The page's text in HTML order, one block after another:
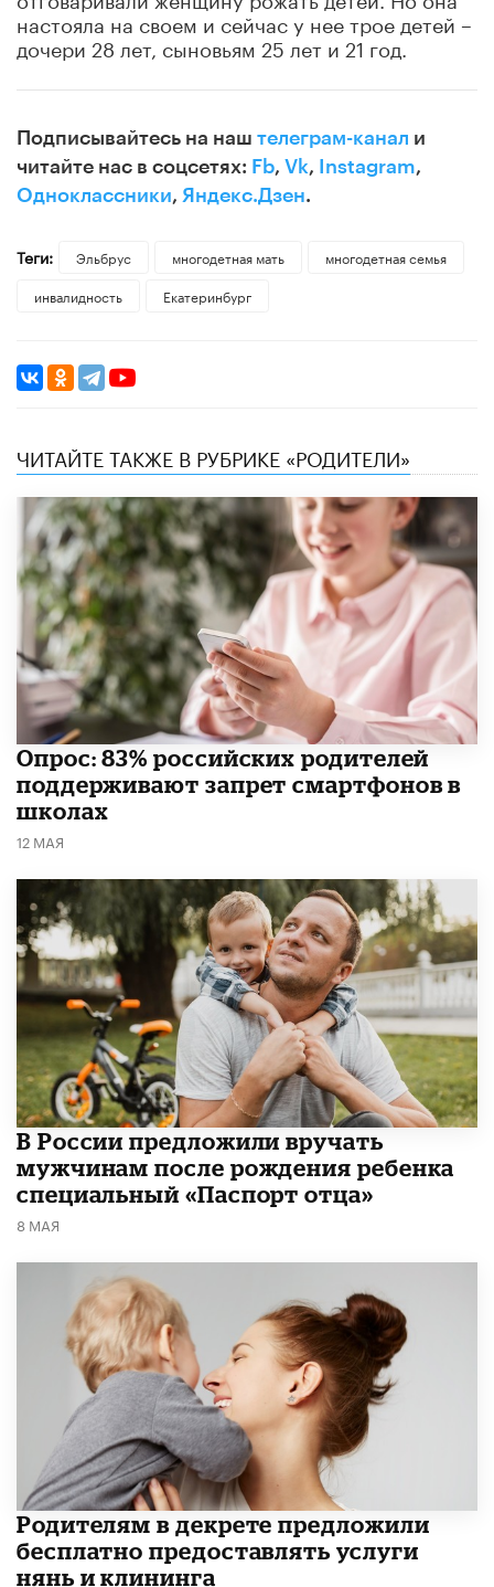
настояла на своем и сейчас у нее трое детей –
дочери 28 лет, сыновьям 25 лет и 21 год.
Подписывайтесь на наш телеграм-канал и
читайте нас в соцсетях: Fb, Vk, Instagram,
Одноклассники, Яндекс.Дзен.
Теги: Эльбрус многодетная мать
многодетная семья
инвалидность
Екатеринбург
ЧИТАЙТЕ ТАКЖЕ В РУБРИКЕ «РОДИТЕЛИ»
Опрос: 83% российских родителей
поддерживают запрет смартфонов в
школах
12 МАЯ
В России предложили вручать
мужчинам после рождения ребенка
специальный «Паспорт отца»
8 МАЯ
Родителям в декрете предложили
бесплатно предоставлять услуги
нянь и клининга